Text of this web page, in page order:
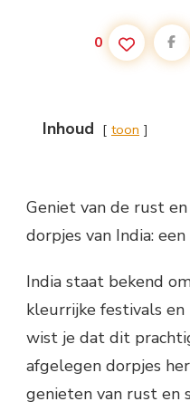
0
Inhoud toon
Geniet van de rust
dorpjes van India:
India staat bekend
kleurrijke festivals
wist je dat dit
afgelegen dorpjes
genieten van rust en